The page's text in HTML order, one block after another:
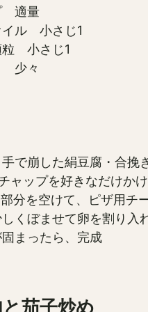
適量
イル 小さじ1
粒 小さじ1
少々
で崩した絹豆腐・合挽
ャップを好きなだけか
分を空けて、ピザ用チ
くぼませて卵を割り入
まったら、完成
茄子炒め